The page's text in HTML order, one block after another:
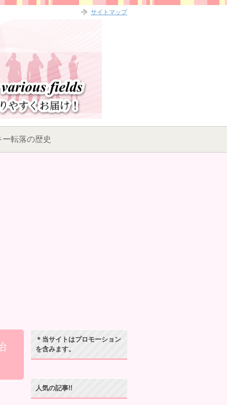
転落の歴史
＊当サイトはプロモーション
を含みます。
人気の記事!!
サイトマップ